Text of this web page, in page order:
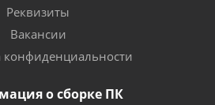
Реквизиты
Вакансии
конфиденциальности
о сборке ПК